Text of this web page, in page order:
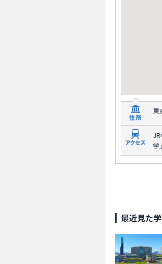
東
学
最近見た